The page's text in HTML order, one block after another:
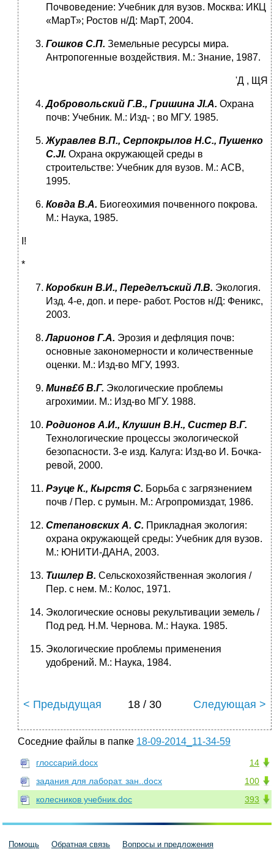
Почвоведение: Учеб­ник для вузов. Москва: ИКЦ
«МарТ»; Ростов н/Д: МарТ, 2004.
Гошков С.П. Земельные ресурсы мира.
Антропогенные воздействия. М.: Знание, 1987.
'Д , ЩЯ
Добровольский Г.В., Гришина JI.A. Охрана
почв: Учебник. М.: Изд- ; во МГУ. 1985.
Журавлев В.П., Серпокрылов Н.С., Пушенко
C.JI. Охрана окружаю­щей среды в
строительстве: Учебник для вузов. М.: АСВ,
1995.
Ковда В.А. Биогеохимия почвенного покрова.
М.: Наука, 1985.
І!
*
Коробкин В.И., Переделъский Л.В. Экология.
Изд. 4-е, доп. и пере- работ. Ростов н/Д: Феникс,
2003.
Ларионов Г.А. Эрозия и дефляция почв:
основные закономерности и количественные
оценки. М.: Изд-во МГУ, 1993.
Минв£б В.Г. Экологические проблемы
агрохимии. М.: Изд-во МГУ. 1988.
Родионов А.И., Клушин В.Н., Систер В.Г.
Технологические процес­сы экологической
безопасности. 3-е изд. Калуга: Изд-во И. Бочка­
ревой, 2000.
Рэуце К., Кырстя С. Борьба с загрязнением
почв / Пер. с румын. М.: Агропромиздат, 1986.
Степановских А. С. Прикладная экология:
охрана окружающей сре­ды: Учебник для вузов.
М.: ЮНИТИ-ДАНА, 2003.
Тишлер В. Сельскохозяйственная экология /
Пер. с нем. М.: Ко­лос, 1971.
Экологические основы рекультивации земель /
Под ред. Н.М. Чер­нова. М.: Наука. 1985.
Экологические проблемы применения
удобрений. М.: Наука, 1984.
< Предыдущая 18 / 30 Следующая >
Соседние файлы в папке 18-09-2014_11-34-59
14
глоссарий.docx
100
задания для лаборат. зан..docx
393
колесников учебник.doc
Помощь Обратная связь Вопросы и предложения